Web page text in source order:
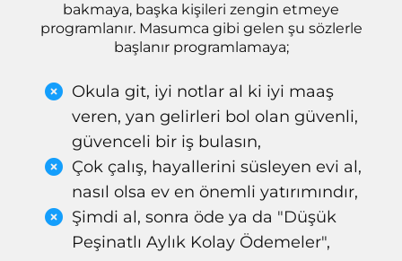
bakmaya, başka kişileri zengin etmeye
programlanır. Masumca gibi gelen şu sözlerle
başlanır programlamaya;
Okula git, iyi notlar al ki iyi maaş
veren, yan gelirleri bol olan güvenli,
güvenceli bir iş bulasın,
Çok çalış, hayallerini süsleyen evi al,
nasıl olsa ev en önemli yatırımındır,
Şimdi al, sonra öde ya da "Düşük
Peşinatlı Aylık Kolay Ödemeler",